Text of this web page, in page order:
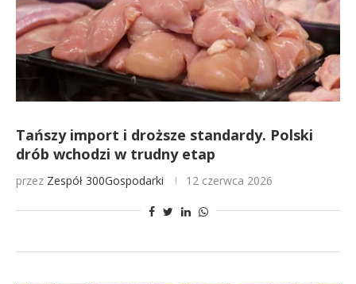
Tańszy import i droższe standardy. Polski
drób wchodzi w trudny etap
przez Zespół 300Gospodarki 12 czerwca 2026